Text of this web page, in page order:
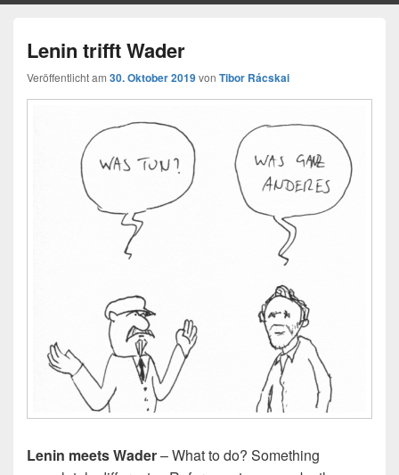
Lenin trifft Wader
Veröffentlicht am 30. Oktober 2019von Tibor Rácskai
Lenin meets Wader– What to do? Something